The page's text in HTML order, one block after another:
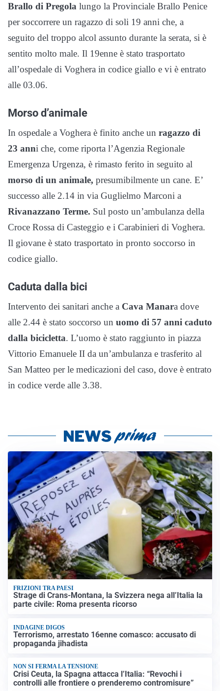
Brallo di Pregola lungo la Provinciale Brallo Penice
per soccorrere un ragazzo di soli 19 anni che, a
seguito del troppo alcol assunto durante la serata, si è
sentito molto male. Il 19enne è stato trasportato
all’ospedale di Voghera in codice giallo e vi è entrato
alle 03.06.
Morso d’animale
In ospedale a Voghera è finito anche un ragazzo di
23 anni che, come riporta l’Agenzia Regionale
Emergenza Urgenza, è rimasto ferito in seguito al
morso di un animale, presumibilmente un cane. E’
successo alle 2.14 in via Guglielmo Marconi a
Rivanazzano Terme. Sul posto un’ambulanza della
Croce Rossa di Casteggio e i Carabinieri di Voghera.
Il giovane è stato trasportato in pronto soccorso in
codice giallo.
Caduta dalla bici
Intervento dei sanitari anche a Cava Manara dove
alle 2.44 è stato soccorso un uomo di 57 anni caduto
dalla bicicletta. L’uomo è stato raggiunto in piazza
Vittorio Emanuele II da un’ambulanza e trasferito al
San Matteo per le medicazioni del caso, dove è entrato
in codice verde alle 3.38.
FRIZIONI TRA PAESI
Strage di Crans-Montana, la Svizzera nega all’Italia la
parte civile: Roma presenta ricorso
INDAGINE DIGOS
Terrorismo, arrestato 16enne comasco: accusato di
propaganda jihadista
NON SI FERMA LA TENSIONE
Crisi Ceuta, la Spagna attacca l’Italia: “Revochi i
controlli alle frontiere o prenderemo contromisure”